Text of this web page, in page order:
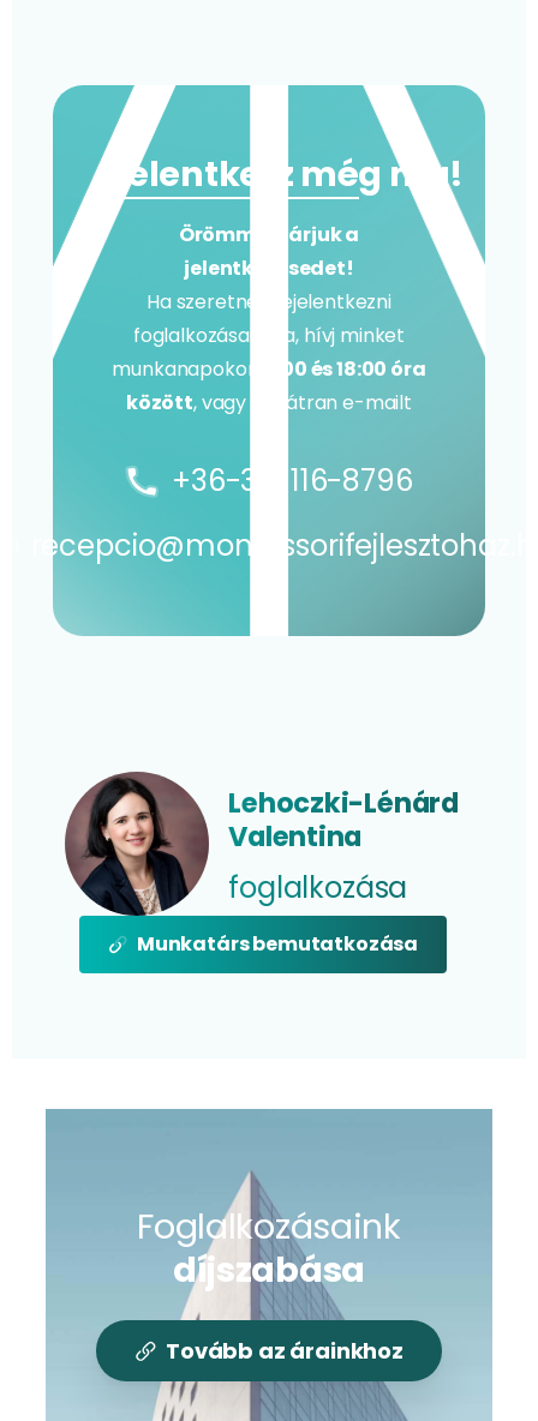
Jelentkezz még ma!
Örömmel várjuk a
jelentkezésedet!
Ha szeretnél bejelentkezni
foglalkozásainkra, hívj minket
munkanapokon
9:00 és 18:00 óra
között, vagy írj bátran e-mailt
+36-30-116-8796
Lehoczki-Lénárd
Valentina
foglalkozása
Munkatárs bemutatkozása
Foglalkozásaink
díjszabása
Tovább az árainkhoz